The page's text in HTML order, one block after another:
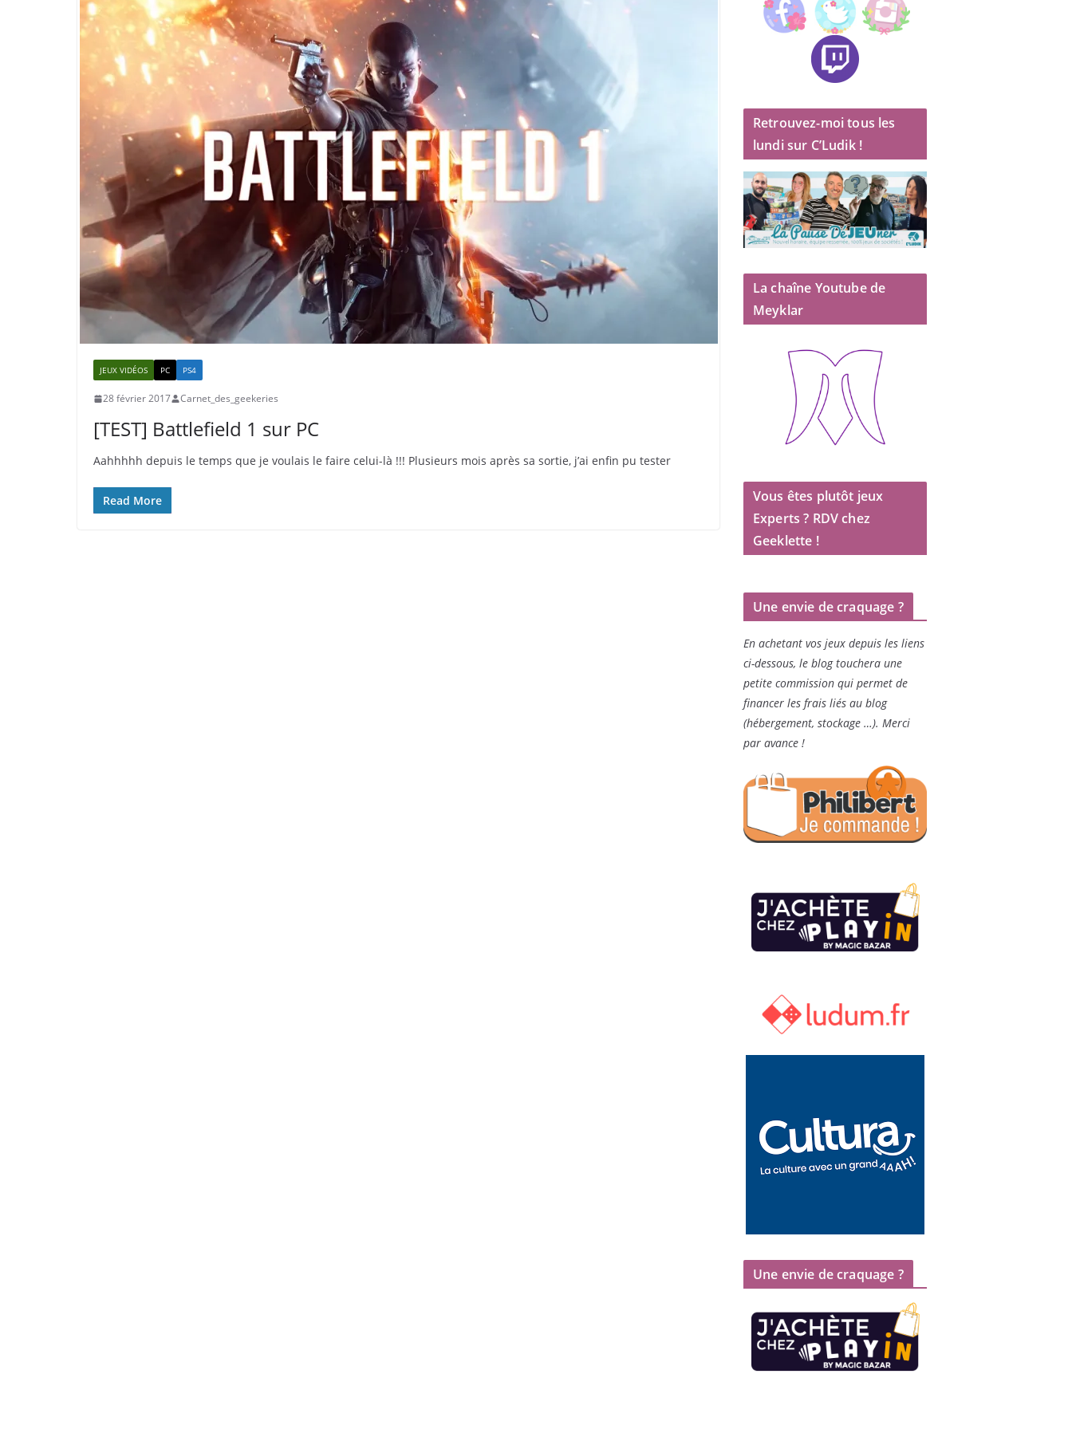
JEUX VIDÉOS PC PS4
28 février 2017 Carnet_des_geekeries
[TEST] Battlefield 1 sur PC
Aahhhhh depuis le temps que je voulais le faire celui-là !!! Plusieurs mois après sa sortie, j’ai enfin pu tester
Read More
Retrouvez-moi tous les
lundi sur C’Ludik !
La chaîne Youtube de
Meyklar
Vous êtes plutôt jeux
Experts ? RDV chez
Geeklette !
Une envie de craquage ?
En achetant vos jeux depuis les liens
ci-dessous, le blog touchera une
petite commission qui permet de
financer les frais liés au blog
(hébergement, stockage …). Merci
par avance !
Une envie de craquage ?